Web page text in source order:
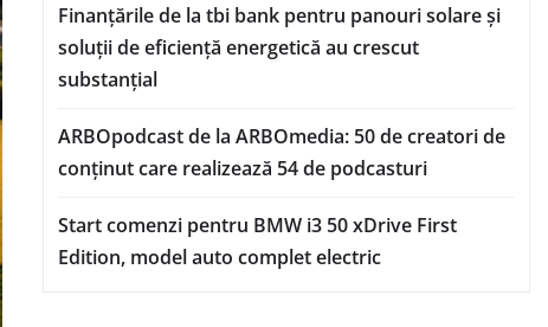
Finanțările de la tbi bank pentru panouri solare și
soluții de eficiență energetică au crescut
substanțial
ARBOpodcast de la ARBOmedia: 50 de creatori de
conținut care realizează 54 de podcasturi
Start comenzi pentru BMW i3 50 xDrive First
Edition, model auto complet electric